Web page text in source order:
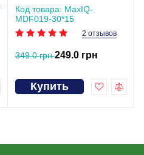
Код товара: MaxIQ-
MDF019-30*15
2 отзывов
349.0 грн249.0 грн
Купить